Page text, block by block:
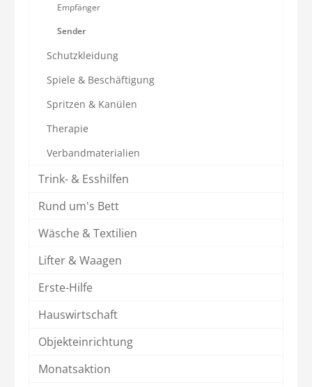
Empfänger
Sender
Schutzkleidung
Spiele & Beschäftigung
Spritzen & Kanülen
Therapie
Verbandmaterialien
Trink- & Esshilfen
Rund um's Bett
Wäsche & Textilien
Lifter & Waagen
Erste-Hilfe
Hauswirtschaft
Objekteinrichtung
Monatsaktion